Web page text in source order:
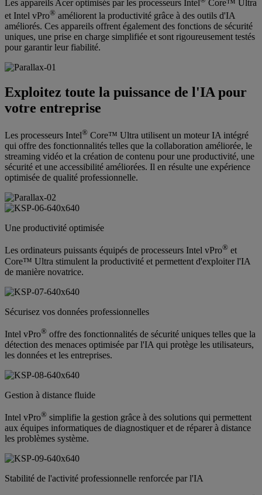
Les appareils Acer optimisés par les processeurs Intel
Core™ Ultra
et Intel vPro® améliorent la productivité grâce à des outils d'IA
améliorés. Ces appareils offrent également des fonctions de sécurité
uniques, une prise en charge simplifiée et sont rigoureusement testés
pour garantir leur fiabilité.
Exploitez toute la puissance de l'IA pour
votre entreprise
Les processeurs Intel® Core™ Ultra utilisent un moteur IA intégré
qui offre des fonctionnalités telles que la collaboration améliorée, le
streaming vidéo et la création de contenu pour une productivité, une
sécurité et une accessibilité améliorées. Il en résulte une expérience
optimisée de qualité professionnelle.
Une productivité optimisée
Les ordinateurs puissants équipés de processeurs Intel vPro® et
Core™ Ultra stimulent la productivité et permettent d'exploiter l'IA
de manière novatrice.
Sécurisez vos données professionnelles
Intel vPro® offre des fonctionnalités de sécurité uniques telles que la
détection des menaces optimisée par l'IA qui protège les utilisateurs,
les données et les entreprises.
Gestion à distance fluide
Intel vPro® simplifie la gestion grâce à des solutions qui permettent
aux équipes informatiques de diagnostiquer et de réparer à distance
les problèmes système.
Stabilité de l'activité professionnelle renforcée par l'IA